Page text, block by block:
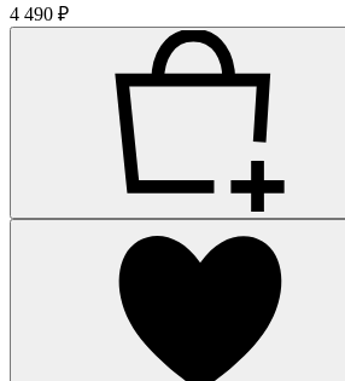
4 490 ₽